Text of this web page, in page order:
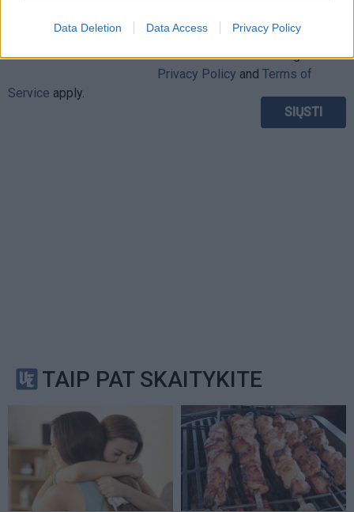
Data Deletion Data Access Privacy Policy
This site is protected by
reCAPTCHA and the Google
Privacy Policy and Terms of
Service apply.
TAIP PAT SKAITYKITE